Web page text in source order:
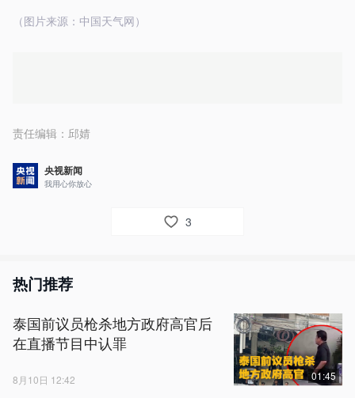
（图片来源：中国天气网）
责任编辑： 邱婧
央视新闻
我用心你放心
3
热门推荐
泰国前议员枪杀地方政府高官后
在直播节目中认罪
8月10日 12:42 01:45